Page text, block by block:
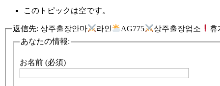
このトピックは空です。
返信先: 상주출장안마 라인 AG775 상주출장업소
휴
あなたの情報:
お名前 (必須)